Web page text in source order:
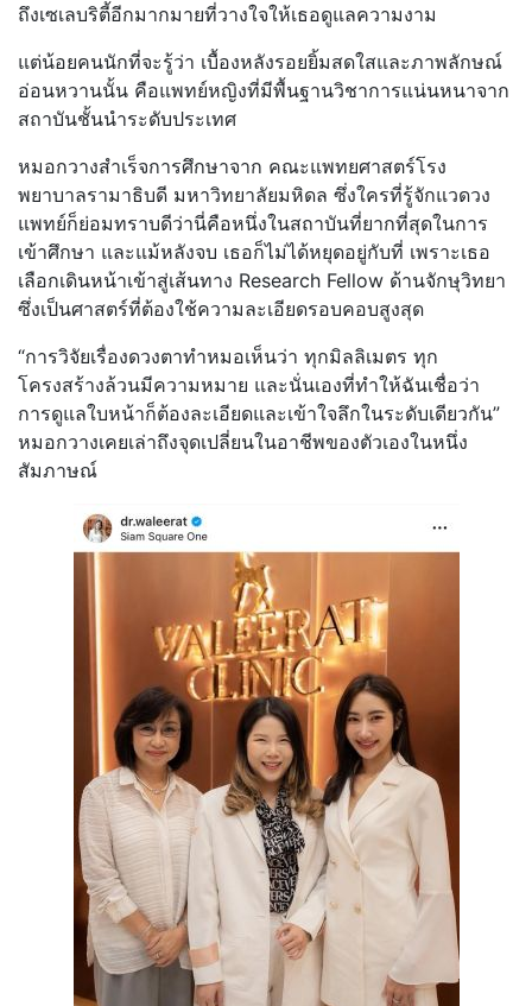
ถึงเซเลบริตี้อีกมากมายที่วางใจให้เธอดูแลความงาม
แต่น้อยคนนักที่จะรู้ว่า เบื้องหลังรอยยิ้มสดใสและภาพลักษณ์
อ่อนหวานนั้น คือแพทย์หญิงที่มีพื้นฐานวิชาการแน่นหนาจาก
สถาบันชั้นนำระดับประเทศ
หมอกวางสำเร็จการศึกษาจาก คณะแพทยศาสตร์โรง
พยาบาลรามาธิบดี มหาวิทยาลัยมหิดล ซึ่งใครที่รู้จักแวดวง
แพทย์ก็ย่อมทราบดีว่านี่คือหนึ่งในสถาบันที่ยากที่สุดในการ
เข้าศึกษา และแม้หลังจบ เธอก็ไม่ได้หยุดอยู่กับที่ เพราะเธอ
เลือกเดินหน้าเข้าสู่เส้นทาง Research Fellow ด้านจักษุวิทยา
ซึ่งเป็นศาสตร์ที่ต้องใช้ความละเอียดรอบคอบสูงสุด
“การวิจัยเรื่องดวงตาทำหมอเห็นว่า ทุกมิลลิเมตร ทุก
โครงสร้างล้วนมีความหมาย และนั่นเองที่ทำให้ฉันเชื่อว่า
การดูแลใบหน้าก็ต้องละเอียดและเข้าใจลึกในระดับเดียวกัน”
หมอกวางเคยเล่าถึงจุดเปลี่ยนในอาชีพของตัวเองในหนึ่ง
สัมภาษณ์